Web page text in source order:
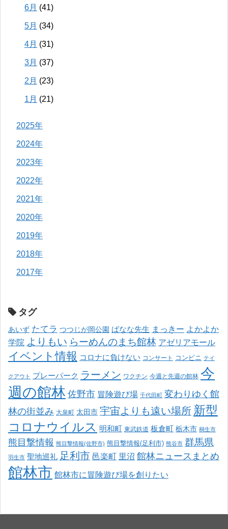
6月 (41)
5月 (34)
4月 (31)
3月 (37)
2月 (23)
1月 (21)
2025年
2024年
2023年
2022年
2021年
2020年
2019年
2018年
2017年
タグ
あいず たてラ つつじが岡公園 ばなな先生 まっきー よかよか
学院 よりもい らーめんのまち館林 アゼリアモール
イベント情報 コロナに負けない コンサート コンビニ テイ
クアウト プレーパーク ラーメン ワクチン 今週と先週の館林 今
週の館林 佐野市 冒険遊び場 千代田町 変わりゆく館
林の街並み 大泉町 太田市 宇宙よりも遠い場所 新型
コロナウイルス 明和町 東武鉄道 板倉町 栃木市 桐生市
熊目撃情報 熊目撃情報(佐野市) 熊目撃情報(足利市) 熊谷市 群馬県
羽生市 聖地巡礼 足利市 邑楽町 里沼 館林ニュースまとめ
館林市 館林市に冒険遊び場を創りたい